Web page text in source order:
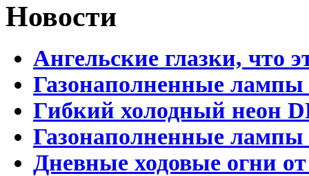
Новости
Ангельские глазки, что
Газонаполненные
Гибкий холодный неон
Газонаполненные
Дневные ходовые огни